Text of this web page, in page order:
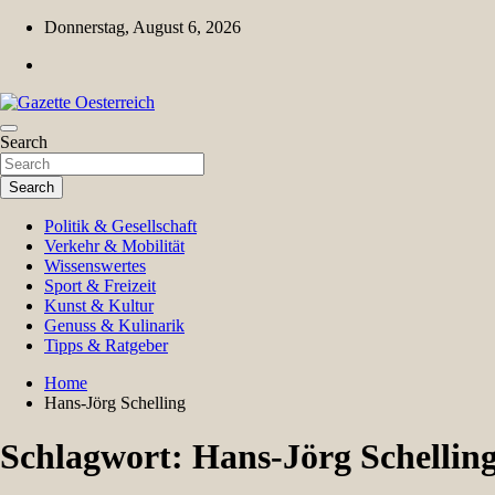
Skip
content
Donnerstag, August 6, 2026
Gazette Oesterreich
Magazin für Freizeit, Politik, Kultur & Wissenschaft
Search
Search
Politik & Gesellschaft
Verkehr & Mobilität
Wissenswertes
Sport & Freizeit
Kunst & Kultur
Genuss & Kulinarik
Tipps & Ratgeber
Home
Hans-Jörg Schelling
Schlagwort: Hans-Jörg